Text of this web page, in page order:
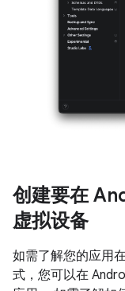
创建要在
虚拟设备
如需了解您的应用
式，您可以在